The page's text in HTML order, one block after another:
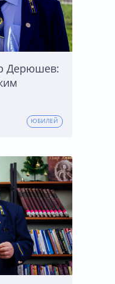
Дерюшев:
ЮБИЛЕЙ